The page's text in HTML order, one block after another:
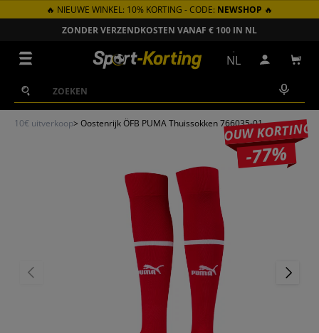
GA NAAR INHOUD
🔥 NIEUWE WINKEL: 10% KORTING - CODE: NEWSHOP 🔥
ZONDER VERZENDKOSTEN VANAF € 100 IN NL
Zoeken
Zoeken
NL Inloggen
10€ uitverkoop> Oostenrijk ÖFB PUMA Thuissokken 766035-01JOUW KORTING
-77%
VORIGE